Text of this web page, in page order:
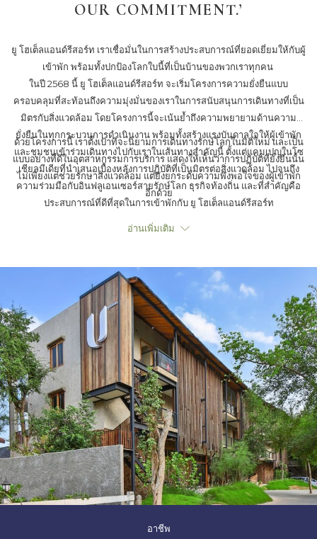
OUR COMMITMENT.’
ยู โฮเต็ลแอนด์รีสอร์ท เราเชื่อมั่นในการสร้างประสบการณ์ที่ยอดเยี่ยมให้กับผู้
เข้าพัก พร้อมทั้งปกป้องโลกใบนี้ที่เป็นบ้านของพวกเราทุกคน
ในปี 2568 นี้ ยู โฮเต็ลแอนด์รีสอร์ท จะเริ่มโครงการความยั่งยืนแบบ
ครอบคลุมที่สะท้อนถึงความมุ่งมั่นของเราในการสนับสนุนการเดินทางที่เป็น
มิตรกับสิ่งแวดล้อม โดยโครงการนี้จะเน้นย้ำถึงความพยายามด้านความ
ยั่งยืนในทุกกระบวนการดำเนินงาน พร้อมทั้งสร้างแรงบันดาลใจให้ผู้เข้าพัก
และชุมชนเข้าร่วมเดินทางไปกับเราในเส้นทางสำคัญนี้ ตั้งแต่แคมเปญในโซ
เชียลมีเดียที่นำเสนอเบื้องหลังการปฏิบัติที่เป็นมิตรต่อสิ่งแวดล้อม ไปจนถึง
ความร่วมมือกับอินฟลูเอนเซอร์สายรักษ์โลก ธุรกิจท้องถิ่น และที่สำคัญคือ
ประสบการณ์ที่ดีที่สุดในการเข้าพักกับ ยู โฮเต็ลแอนด์รีสอร์ท
ความเปลี่ยนแปลงที่เป็นบวก ไม่ว่าจะเป็นการลดการปล่อยคาร์บอน สนับสนุน
การอนุรักษ์ระบบนิเวศในท้องถิ่น และข้อดีของการได้รับการรับรอง
ประกาศนียบัตรจาก Green Globe
ด้วยโครงการนี้ เราตั้งเป้าที่จะนิยามการเดินทางรักษ์โลกในมิติใหม่ และเป็น
แบบอย่างที่ดีในอุตสาหกรรมการบริการ แสดงให้เห็นว่าการปฏิบัติที่ยั่งยืนนั้น
ไม่เพียงแต่ช่วยรักษาสิ่งแวดล้อม แต่ยังยกระดับความพึงพอใจของผู้เข้าพัก
อีกด้วย
อ่านเพิ่มเติม
อาชีพเปิด